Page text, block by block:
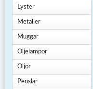
Lyster
Metaller
Muggar
Oljelampor
Oljor
Penslar